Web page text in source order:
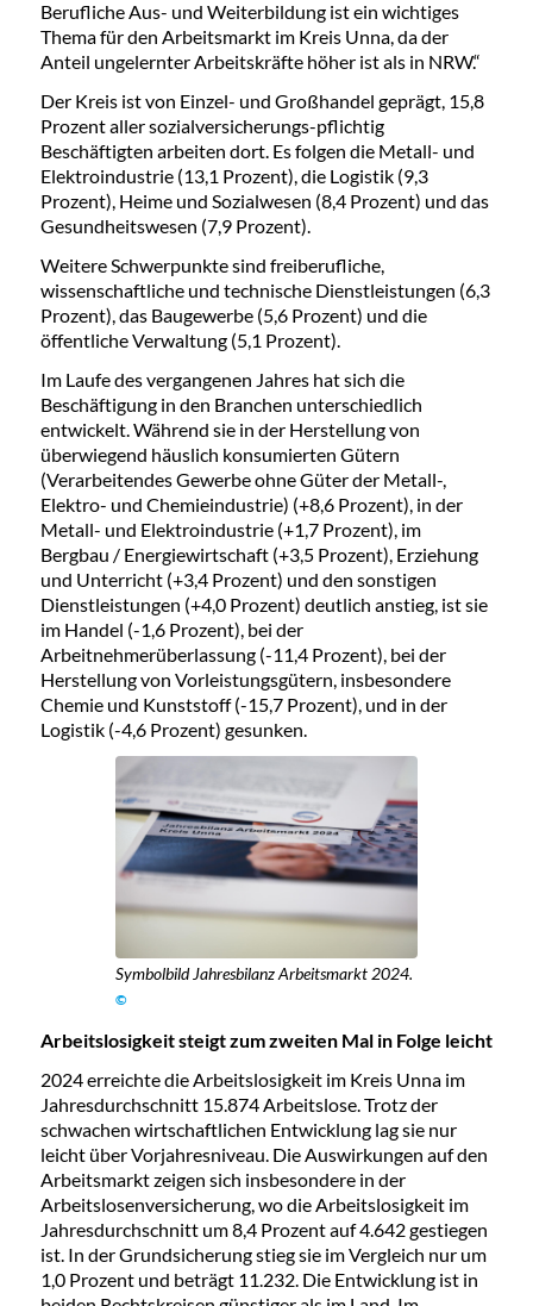
Berufliche Aus- und Weiterbildung ist ein wichtiges
Thema für den Arbeitsmarkt im Kreis Unna, da der
Anteil ungelernter Arbeitskräfte höher ist als in NRW.“
Der Kreis ist von Einzel- und Großhandel geprägt, 15,8
Prozent aller sozialversicherungs-pflichtig
Beschäftigten arbeiten dort. Es folgen die Metall- und
Elektroindustrie (13,1 Prozent), die Logistik (9,3
Prozent), Heime und Sozialwesen (8,4 Prozent) und das
Gesundheitswesen (7,9 Prozent).
Weitere Schwerpunkte sind freiberufliche,
wissenschaftliche und technische Dienstleistungen (6,3
Prozent), das Baugewerbe (5,6 Prozent) und die
öffentliche Verwaltung (5,1 Prozent).
Im Laufe des vergangenen Jahres hat sich die
Beschäftigung in den Branchen unterschiedlich
entwickelt. Während sie in der Herstellung von
überwiegend häuslich konsumierten Gütern
(Verarbeitendes Gewerbe ohne Güter der Metall-,
Elektro- und Chemieindustrie) (+8,6 Prozent), in der
Metall- und Elektroindustrie (+1,7 Prozent), im
Bergbau / Energiewirtschaft (+3,5 Prozent), Erziehung
und Unterricht (+3,4 Prozent) und den sonstigen
Dienstleistungen (+4,0 Prozent) deutlich anstieg, ist sie
im Handel (-1,6 Prozent), bei der
Arbeitnehmerüberlassung (-11,4 Prozent), bei der
Herstellung von Vorleistungsgütern, insbesondere
Chemie und Kunststoff (-15,7 Prozent), und in der
Logistik (-4,6 Prozent) gesunken.
Symbolbild Jahresbilanz Arbeitsmarkt 2024.
©
Arbeitslosigkeit steigt zum zweiten Mal in Folge leicht
2024 erreichte die Arbeitslosigkeit im Kreis Unna im
Jahresdurchschnitt 15.874 Arbeitslose. Trotz der
schwachen wirtschaftlichen Entwicklung lag sie nur
leicht über Vorjahresniveau. Die Auswirkungen auf den
Arbeitsmarkt zeigen sich insbesondere in der
Arbeitslosenversicherung, wo die Arbeitslosigkeit im
Jahresdurchschnitt um 8,4 Prozent auf 4.642 gestiegen
ist. In der Grundsicherung stieg sie im Vergleich nur um
1,0 Prozent und beträgt 11.232. Die Entwicklung ist in